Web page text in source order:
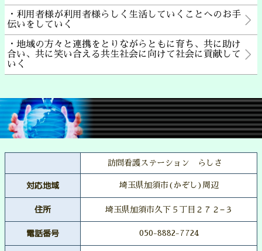
・利用者様が利用者様らしく生活していくことへのお手
伝いをしていく
・地域の方々と連携をとりながらともに育ち、共に助け
合い、共に笑い合える共生社会に向けて社会に貢献して
いく
訪問看護ステーション らしさ
対応地域 埼玉県加須市(かぞし)周辺
住所 埼玉県加須市久下５丁目２７２−３
電話番号 050-8882-7724